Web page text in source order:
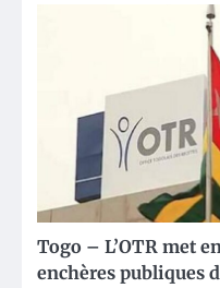
Togo – L’OTR met
enchères publiques